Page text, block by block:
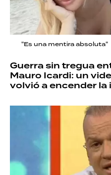
"Es una mentira absoluta"
Guerra sin tregua
Mauro Icardi: un
volvió a encender la